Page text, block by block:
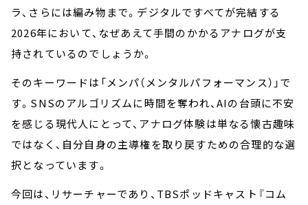
ラ、さらには編み物まで。デジタルですべてが完結する
2026年において、なぜあえて手間のかかるアナログが支
持されているのでしょうか。
そのキーワードは「メンパ（メンタルパフォーマンス）」で
す。SNSのアルゴリズムに時間を奪われ、AIの台頭に不安
を感じる現代人にとって、アナログ体験は単なる懐古趣味
ではなく、自分自身の主導権を取り戻すための合理的な選
択となっています。
今回は、リサーチャーであり、TBSポッドキャスト『コム